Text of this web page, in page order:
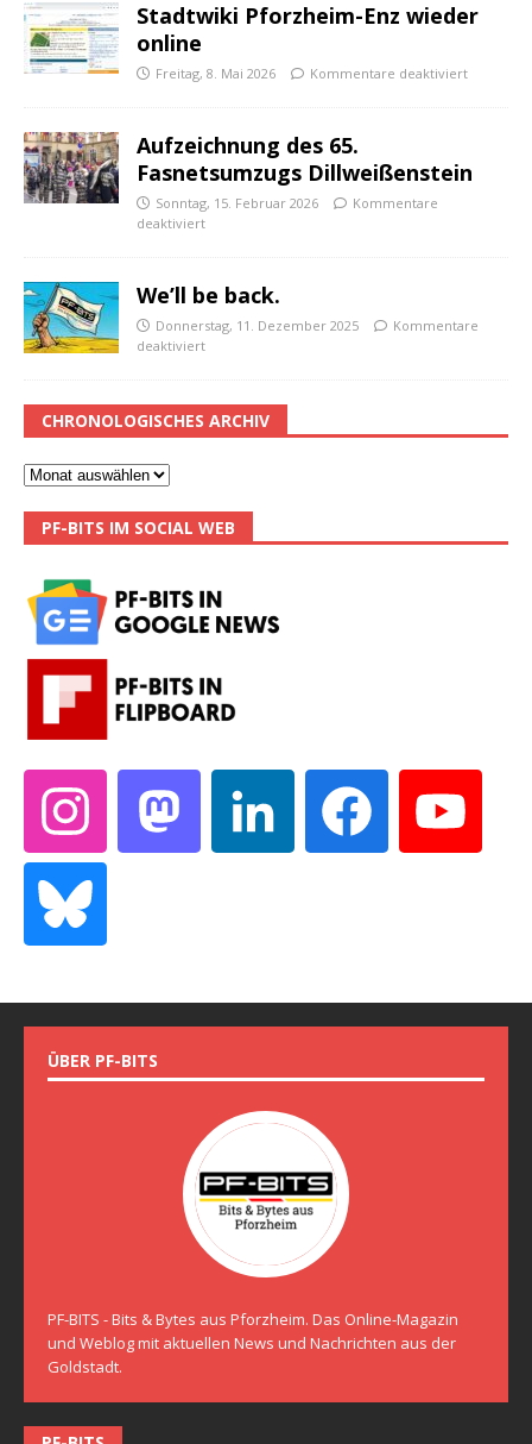
Stadtwiki Pforzheim-Enz wieder
online
Freitag, 8. Mai 2026 Kommentare deaktiviert
Aufzeichnung des 65.
Fasnetsumzugs Dillweißenstein
Sonntag, 15. Februar 2026
Kommentare
deaktiviert
We’ll be back.
Donnerstag, 11. Dezember 2025
Kommentare
deaktiviert
CHRONOLOGISCHES ARCHIV
PF-BITS IM SOCIAL WEB
ÜBER PF-BITS
PF-BITS - Bits & Bytes aus Pforzheim. Das Online-Magazin
und Weblog mit aktuellen News und Nachrichten aus der
Goldstadt.